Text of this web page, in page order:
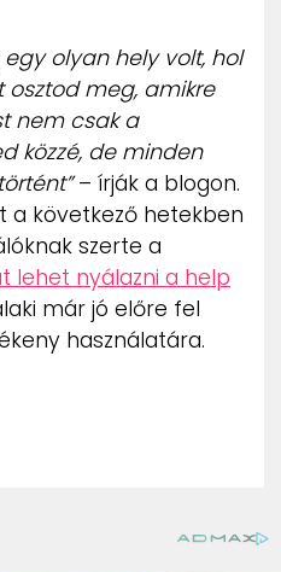
olyan hely volt, hol
meg, amikre
nem csak a
közzé, de minden
– írják a blogon.
a következő hetekben
szerte a
lehet nyálazni a help
már jó előre fel
használatára.